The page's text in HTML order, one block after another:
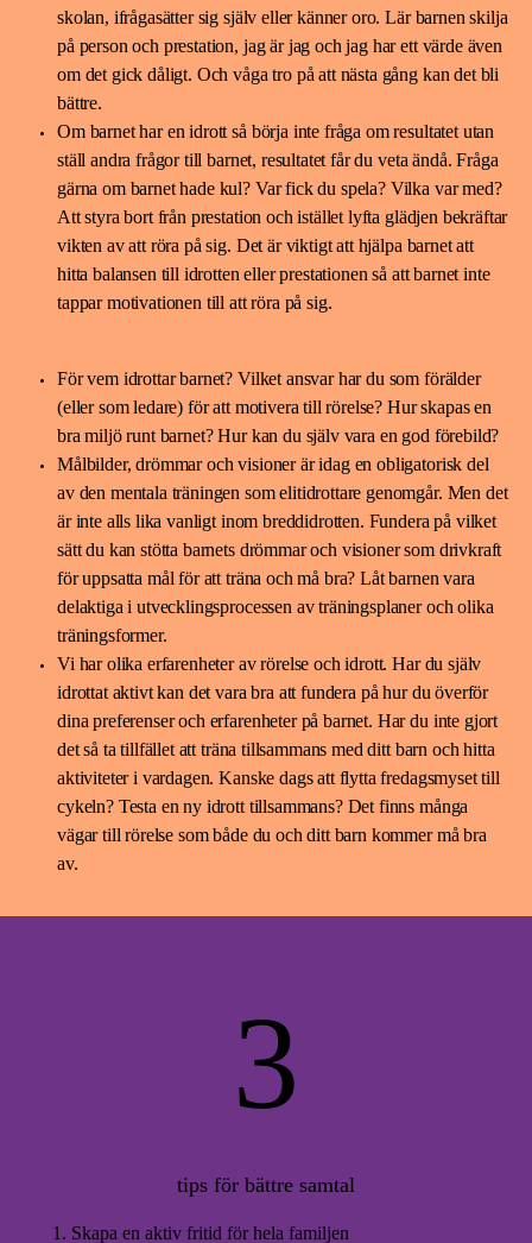
skolan, ifrågasätter sig själv eller känner oro. Lär barnen skilja
på person och prestation, jag är jag och jag har ett värde även
om det gick dåligt. Och våga tro på att nästa gång kan det bli
bättre.
Om barnet har en idrott så börja inte fråga om resultatet utan
ställ andra frågor till barnet, resultatet får du veta ändå. Fråga
gärna om barnet hade kul? Var fick du spela? Vilka var med?
Att styra bort från prestation och istället lyfta glädjen bekräftar
vikten av att röra på sig. Det är viktigt att hjälpa barnet att
hitta balansen till idrotten eller prestationen så att barnet inte
tappar motivationen till att röra på sig.
För vem idrottar barnet? Vilket ansvar har du som förälder
(eller som ledare) för att motivera till rörelse? Hur skapas en
bra miljö runt barnet? Hur kan du själv vara en god förebild?
Målbilder, drömmar och visioner är idag en obligatorisk del
av den mentala träningen som elitidrottare genomgår. Men det
är inte alls lika vanligt inom breddidrotten. Fundera på vilket
sätt du kan stötta barnets drömmar och visioner som drivkraft
för uppsatta mål för att träna och må bra? Låt barnen vara
delaktiga i utvecklingsprocessen av träningsplaner och olika
träningsformer.
Vi har olika erfarenheter av rörelse och idrott. Har du själv
idrottat aktivt kan det vara bra att fundera på hur du överför
dina preferenser och erfarenheter på barnet. Har du inte gjort
det så ta tillfället att träna tillsammans med ditt barn och hitta
aktiviteter i vardagen. Kanske dags att flytta fredagsmyset till
cykeln? Testa en ny idrott tillsammans? Det finns många
vägar till rörelse som både du och ditt barn kommer må bra
av.
Skapa en aktiv fritid för hela familjen
3
tips för bättre samtal